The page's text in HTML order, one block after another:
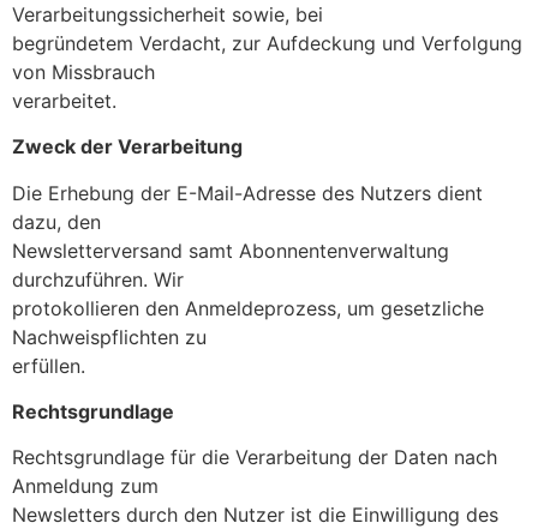
Verarbeitungssicherheit sowie, bei
begründetem Verdacht, zur Aufdeckung und Verfolgung
von Missbrauch
verarbeitet.
Zweck der Verarbeitung
Die Erhebung der E-Mail-Adresse des Nutzers dient
dazu, den
Newsletterversand samt Abonnentenverwaltung
durchzuführen. Wir
protokollieren den Anmeldeprozess, um gesetzliche
Nachweispflichten zu
erfüllen.
Rechtsgrundlage
Rechtsgrundlage für die Verarbeitung der Daten nach
Anmeldung zum
Newsletters durch den Nutzer ist die Einwilligung des